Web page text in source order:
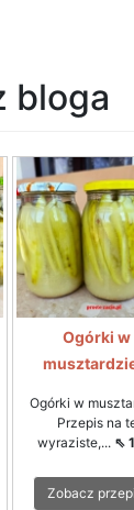
bloga
Ogórki w
Ogórki w
Przepis na
wyraziste,... ⇖
Zobacz